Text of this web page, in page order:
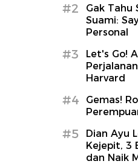
#2
Gak Tahu
Suami:
Personal
#3
Let's Go!
Harvard
#4
Gemas!
#5
Dian Ayu
Kejepit, 3
dan Naik